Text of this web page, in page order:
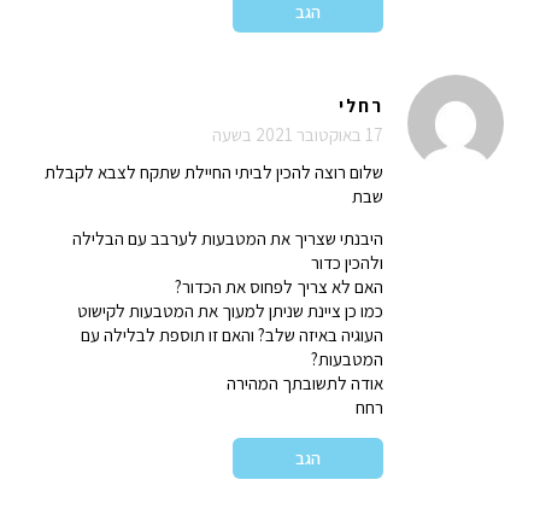
הגב
רחלי
17 באוקטובר 2021 בשעה
שלום רוצה להכין לביתי החיילת שתקח לצבא לקבלת
שבת
היבנתי שצריך את המטבעות לערבב עם הבלילה
ולהכין כדור
האם לא צריך לפחוס את הכדור?
כמו כן ציינת שניתן למעוך את המטבעות לקישוט
העוגיה באיזה שלב? והאם זו תוספת לבלילה עם
המטבעות?
אודה לתשובתך המהירה
רחח
הגב